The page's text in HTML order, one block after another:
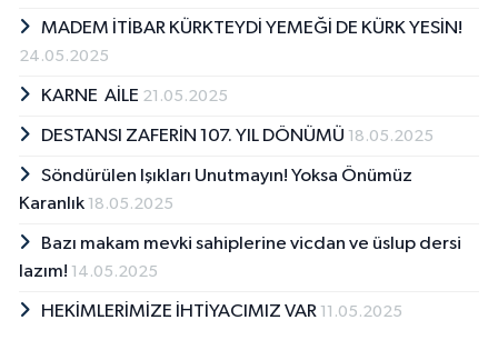
MADEM İTİBAR KÜRKTEYDİ YEMEĞİ DE KÜRK YESİN!
24.05.2025
KARNE  AİLE 21.05.2025
DESTANSI ZAFERİN 107. YIL DÖNÜMÜ 18.05.2025
Söndürülen Işıkları Unutmayın! Yoksa Önümüz
Karanlık 18.05.2025
Bazı makam mevki sahiplerine vicdan ve üslup dersi
lazım! 14.05.2025
HEKİMLERİMİZE İHTİYACIMIZ VAR 11.05.2025